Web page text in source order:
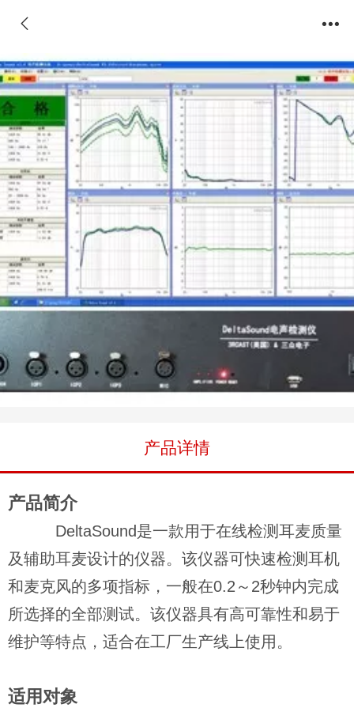
DeltaSound耳麦检测系统 （DS8635双通道）
产品详情
产品简介
DeltaSound是一款用于在线检测耳麦质量
及辅助耳麦设计的仪器。该仪器可快速检测耳机
和麦克风的多项指标，一般在0.2～2秒钟内完成
所选择的全部测试。该仪器具有高可靠性和易于
维护等特点，适合在工厂生产线上使用。
适用对象